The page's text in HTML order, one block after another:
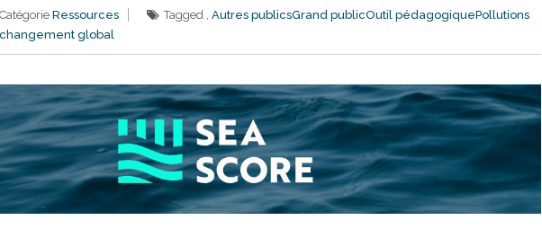
Catégorie Ressources Tagged , Autres publicsGrand publicOutil pédagogiquePollutions
global